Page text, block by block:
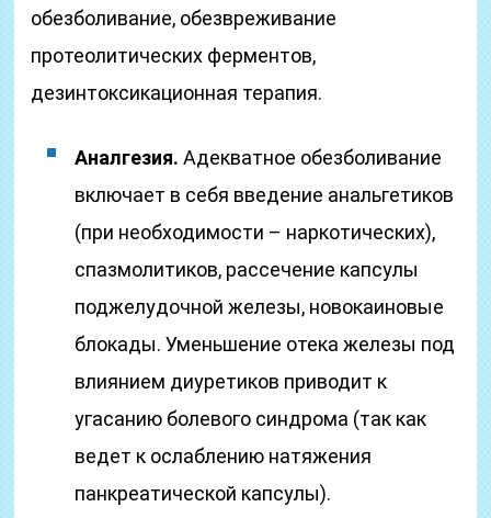
обезболивание, обезвреживание
протеолитических ферментов,
дезинтоксикационная терапия.
Аналгезия. Адекватное обезболивание
включает в себя введение анальгетиков
(при необходимости – наркотических),
спазмолитиков, рассечение капсулы
поджелудочной железы, новокаиновые
блокады. Уменьшение отека железы под
влиянием диуретиков приводит к
угасанию болевого синдрома (так как
ведет к ослаблению натяжения
панкреатической капсулы).